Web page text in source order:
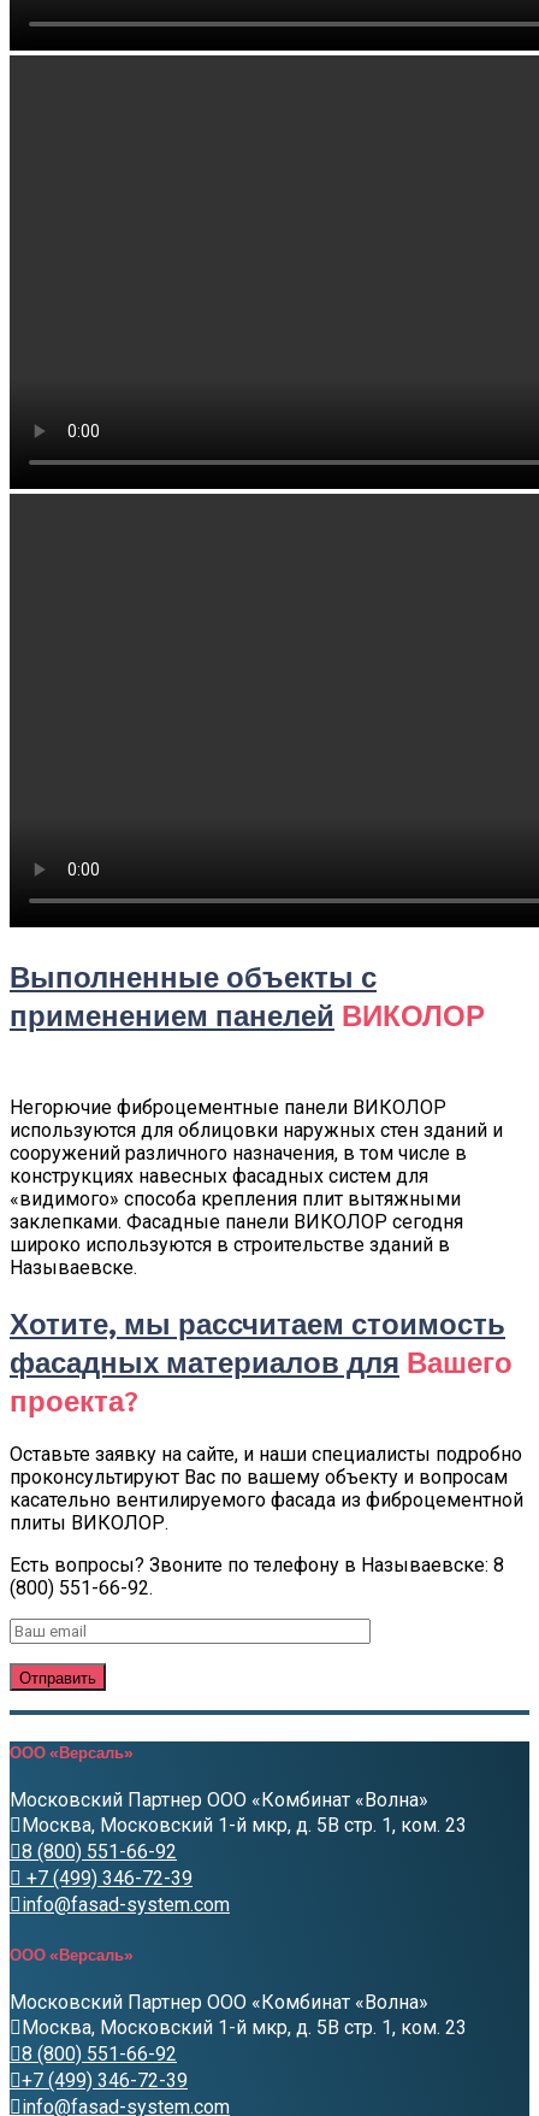
Выполненные объекты с
применением панелей ВИКОЛОР
Негорючие фиброцементные панели ВИКОЛОР
используются для облицовки наружных стен зданий и
сооружений различного назначения, в том числе в
конструкциях навесных фасадных систем для
«видимого» способа крепления плит вытяжными
заклепками. Фасадные панели ВИКОЛОР сегодня
широко используются в строительстве зданий в
Называевске.
Хотите, мы рассчитаем стоимость
фасадных материалов для Вашего
проекта?
Оставьте заявку на сайте, и наши специалисты подробно
проконсультируют Вас по вашему объекту и вопросам
касательно вентилируемого фасада из фиброцементной
плиты ВИКОЛОР.
Есть вопросы? Звоните по телефону в Называевске: 8
(800) 551-66-92.
ООО «Версаль»
Московский Партнер ООО «Комбинат «Волна»
Москва, Московский 1-й мкр, д. 5В стр. 1, ком. 23
8 (800) 551-66-92
+7 (499) 346-72-39
info@fasad-system.com
ООО «Версаль»
Московский Партнер ООО «Комбинат «Волна»
Москва, Московский 1-й мкр, д. 5В стр. 1, ком. 23
8 (800) 551-66-92
+7 (499) 346-72-39
info@fasad-system.com